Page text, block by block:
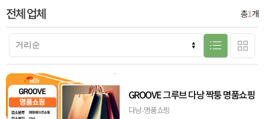
전체 업체 총1개
GROOVE 그루브 다낭 짝퉁 명품쇼핑
다낭-명품쇼핑